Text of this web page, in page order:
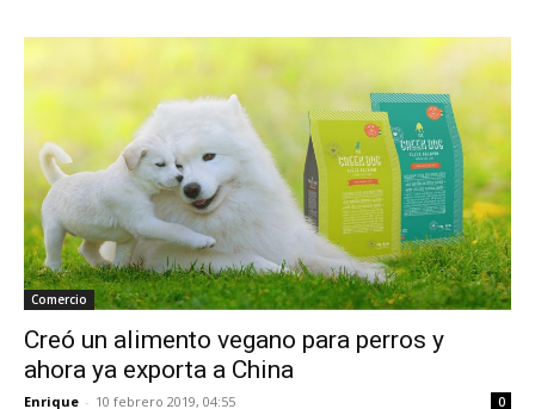
Comercio
Creó un alimento vegano para perros y
ahora ya exporta a China
Enrique - 10 febrero 2019, 04:55 0